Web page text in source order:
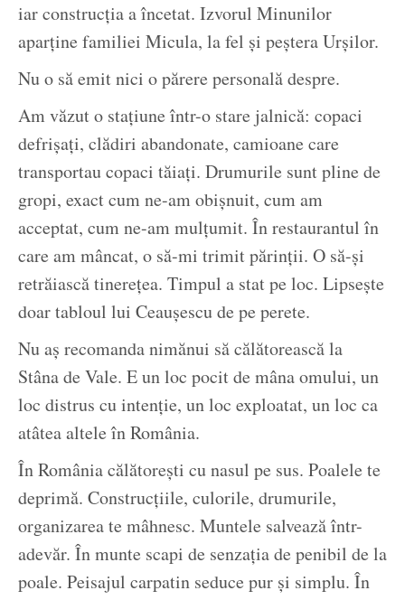
iar construcția a încetat. Izvorul Minunilor
aparține familiei Micula, la fel și peștera Urșilor.
Nu o să emit nici o părere personală despre.
Am văzut o stațiune într-o stare jalnică: copaci
defrișați, clădiri abandonate, camioane care
transportau copaci tăiați. Drumurile sunt pline de
gropi, exact cum ne-am obișnuit, cum am
acceptat, cum ne-am mulțumit. În restaurantul în
care am mâncat, o să-mi trimit părinții. O să-și
retrăiască tinerețea. Timpul a stat pe loc. Lipsește
doar tabloul lui Ceaușescu de pe perete.
Nu aș recomanda nimănui să călătorească la
Stâna de Vale. E un loc pocit de mâna omului, un
loc distrus cu intenție, un loc exploatat, un loc ca
atâtea altele în România.
În România călătorești cu nasul pe sus. Poalele te
deprimă. Construcțiile, culorile, drumurile,
organizarea te mâhnesc. Muntele salvează într-
adevăr. În munte scapi de senzația de penibil de la
poale. Peisajul carpatin seduce pur și simplu. În